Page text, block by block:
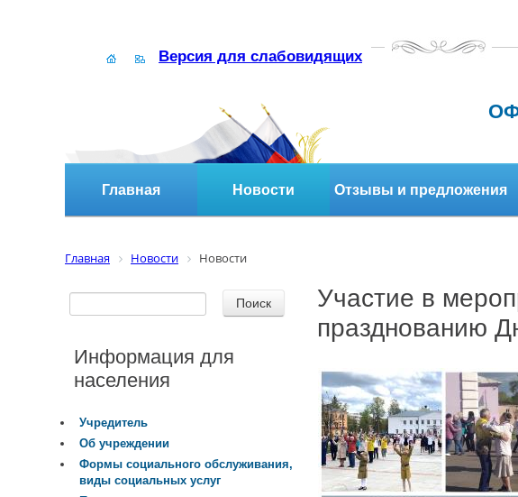
Версия для слабовидящих
Главная Новости Отзывы и предложения
Главная Новости Новости
Участие в
празднованию
Информация для
населения
Учредитель
Об учреждении
Формы социального обслуживания,
виды социальных услуг